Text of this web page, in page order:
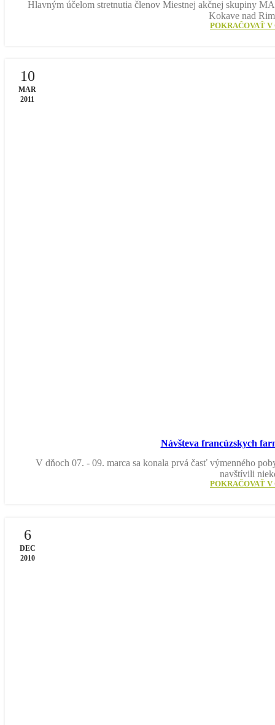
Hlavným účelom stretnutia členov Miestnej akčnej skupiny
Kokave nad
POKRAČOVAŤ
10
MAR
2011
Návšteva francúzskych
V dňoch 07. - 09. marca sa konala prvá časť výmenného
navštívili
POKRAČOVAŤ
6
DEC
2010